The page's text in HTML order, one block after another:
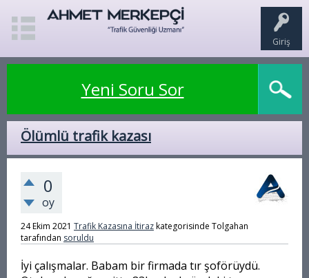
Giriş
Yeni Soru Sor
Ölümlü trafik kazası
0
oy
24 Ekim 2021 Trafik Kazasına İtirazkategorisinde Tolgahan
tarafından soruldu
İyi çalışmalar. Babam bir firmada tır şoförüydü.